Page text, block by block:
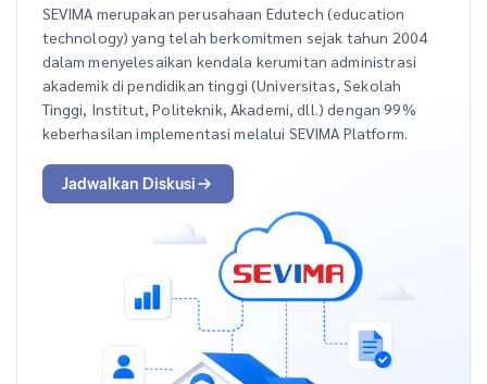
SEVIMA merupakan perusahaan Edutech (education
technology) yang telah berkomitmen sejak tahun 2004
dalam menyelesaikan kendala kerumitan administrasi
akademik di pendidikan tinggi (Universitas, Sekolah
Tinggi, Institut, Politeknik, Akademi, dll.) dengan 99%
keberhasilan implementasi melalui SEVIMA Platform.
Jadwalkan Diskusi